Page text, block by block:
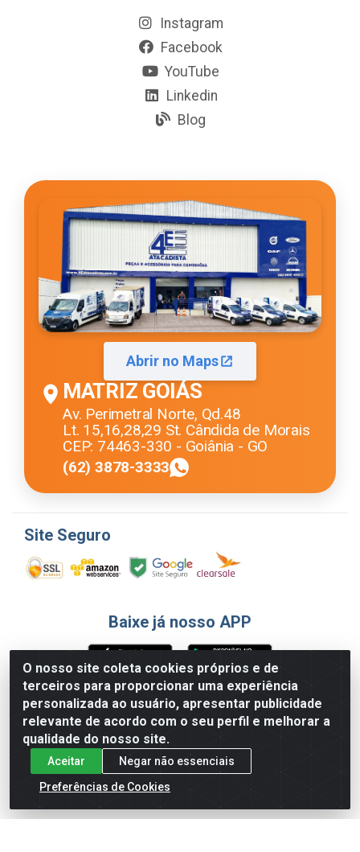
O nosso site coleta cookies próprios e de
terceiros para proporcionar uma experiência
personalizada ao usuário, apresentar publicidade
relevante de acordo com o seu perfil e melhorar a
qualidade do nosso site.
Aceitar
Negar não essenciais
Preferências de Cookies
Instagram
Facebook
YouTube
Linkedin
Blog
Abrir no Maps
MATRIZ GOIÁS
Av. Perimetral Norte, Qd.48
Lt. 15,16,28,29 St. Cândida de Morais
CEP: 74463-330 - Goiânia - GO
(62) 3878-3333
Site Seguro
Baixe já nosso APP
Formas de Pagamento